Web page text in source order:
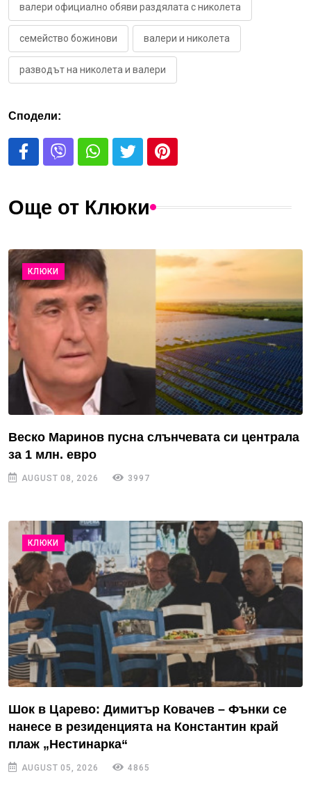
валери официално обяви раздялата с николета
семейство божинови валери и николета
разводът на николета и валери
Сподели:
Още от Клюки
КЛЮКИ
Веско Маринов пусна слънчевата си централа
за 1 млн. евро
AUGUST 08, 2026 3997
КЛЮКИ
Шок в Царево: Димитър Ковачев – Фънки се
нанесе в резиденцията на Константин край
плаж „Нестинарка“
AUGUST 05, 2026 4865